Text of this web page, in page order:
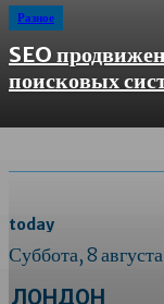
Разное
SEO
поисковых
today
Суббота, 8
ЛОНДОН